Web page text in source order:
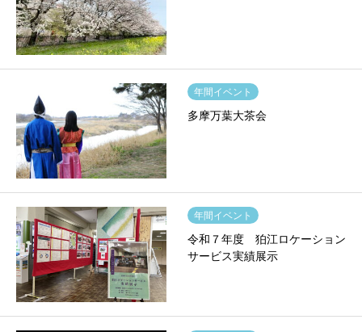
年間イベント
多摩万葉大茶会
年間イベント
令和７年度 狛江ロケーション
サービス実績展示